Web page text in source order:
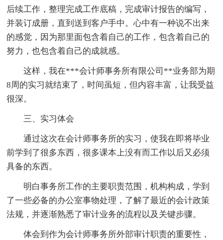
后续工作，整理完成工作底稿，完成审计报告的编写，
并装订成册，直到送到客户手中。心中有一种说不出来
的感觉，因为那里面包含着自己的工作，包含着自己的
努力，也包含着自己的成就感。
这样，我在***会计师事务所有限公司**业务部为期
8周的实习就结束了，时间虽短，但内容丰富，让我受益
很深。
三、实习体会
通过这次在会计师事务所的实习，使我在即将毕业
前学到了很多东西，很多课本上没有而工作以后又必须
具备的东西。
明白事务所工作的主要职责范围，机构构成，学到
了一些必备的办公室事物处理，了解了最近的会计政策
法规，并逐渐熟悉了审计业务的流程以及关键步骤。
体会到作为会计师事务所外部审计职责的重要性，